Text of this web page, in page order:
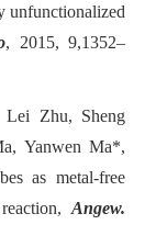
unfunctionalized
, 2015, 9,1352–
Zhu, Sheng
Yanwen Ma*,
as metal-free
Angew.